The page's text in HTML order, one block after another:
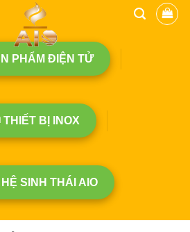
PHẨM ĐIỆN TỬ
THIẾT BỊ INOX
HỆ SINH THÁI AIO